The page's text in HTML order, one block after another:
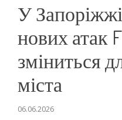
У
нових атак
зміниться
міста
06.06.2026